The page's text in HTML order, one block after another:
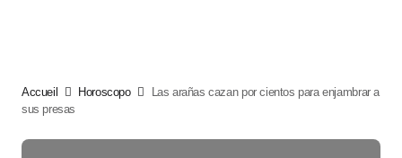
Accueil Horoscopo
Las arañas cazan por cientos para enjambrar a
sus presas